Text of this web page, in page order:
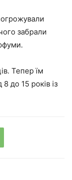
забрали
Тепер їм
до 15 років із